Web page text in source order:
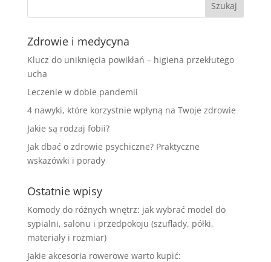
Zdrowie i medycyna
Klucz do uniknięcia powikłań – higiena przekłutego
ucha
Leczenie w dobie pandemii
4 nawyki, które korzystnie wpłyną na Twoje zdrowie
Jakie są rodzaj fobii?
Jak dbać o zdrowie psychiczne? Praktyczne
wskazówki i porady
Ostatnie wpisy
Komody do różnych wnętrz: jak wybrać model do
sypialni, salonu i przedpokoju (szuflady, półki,
materiały i rozmiar)
Jakie akcesoria rowerowe warto kupić: